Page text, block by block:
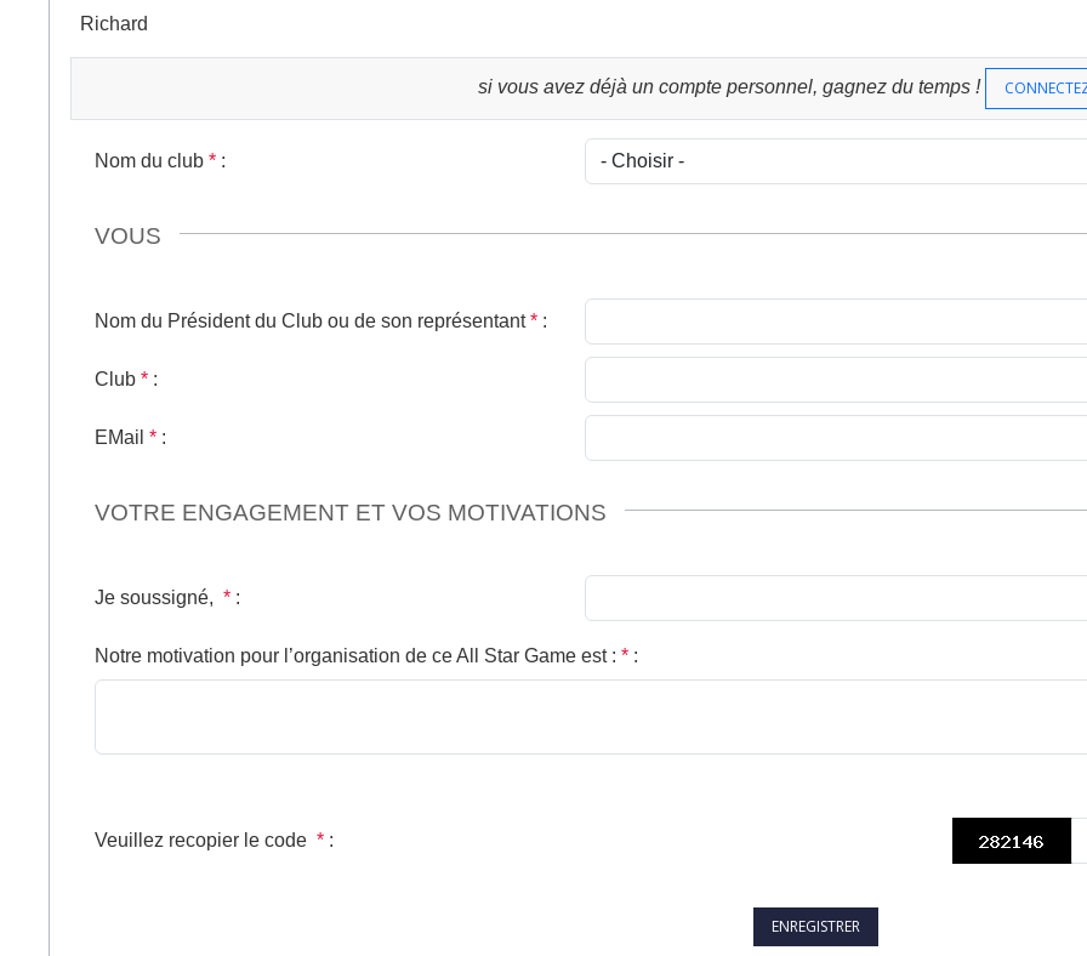
Richard
si vous avez déjà un compte personnel, gagnez du temps !
Nom du club * :
VOUS
Nom du Président du Club ou de son représentant* :
Club * :
EMail * :
VOTRE ENGAGEMENT ET VOS MOTIVATIONS
Je soussigné, * :
Notre motivation pour l’organisation de ce All Star Game est : * :
Veuillez recopier le code * :